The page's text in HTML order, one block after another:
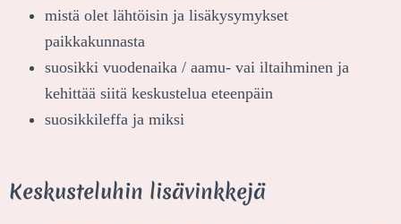
mistä olet lähtöisin ja lisäkysymykset
paikkakunnasta
suosikki vuodenaika / aamu- vai iltaihminen ja
kehittää siitä keskustelua eteenpäin
suosikkileffa ja miksi
Keskusteluhin lisävinkkejä